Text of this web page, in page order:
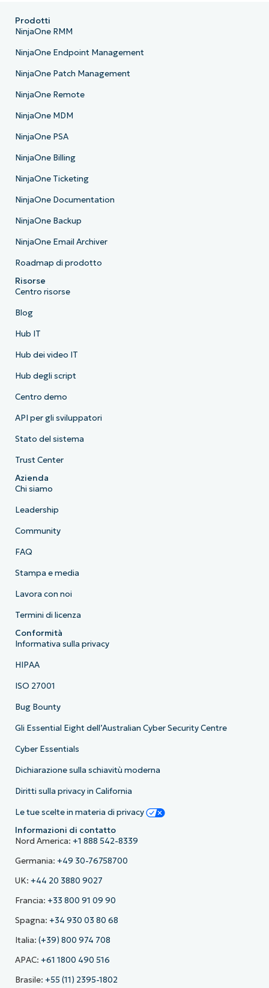
Prodotti
NinjaOne RMM
NinjaOne Endpoint Management
NinjaOne Patch Management
NinjaOne Remote
NinjaOne MDM
NinjaOne PSA
NinjaOne Billing
NinjaOne Ticketing
NinjaOne Documentation
NinjaOne Backup
NinjaOne Email Archiver
Roadmap di prodotto
Risorse
Centro risorse
Blog
Hub IT
Hub dei video IT
Hub degli script
Centro demo
API per gli sviluppatori
Stato del sistema
Trust Center
Azienda
Chi siamo
Leadership
Community
FAQ
Stampa e media
Lavora con noi
Termini di licenza
Conformità
Informativa sulla privacy
HIPAA
ISO 27001
Bug Bounty
Gli Essential Eight dell’Australian Cyber Security Centre
Cyber Essentials
Dichiarazione sulla schiavitù moderna
Diritti sulla privacy in California
Le tue scelte in materia di privacy
Informazioni di contatto
Nord America: +1 888 542-8339
Germania: +49 30-76758700
UK: +44 20 3880 9027
Francia: +33 800 91 09 90
Spagna: +34 930 03 80 68
Italia: (+39) 800 974 708
APAC: +61 1800 490 516
Brasile: +55 (11) 2395-1802